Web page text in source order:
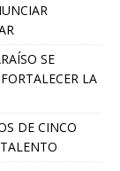
SE
LA
DE CINCO